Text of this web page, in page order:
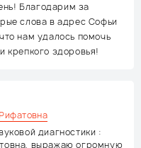
Благодарим за
слова в адрес Софьи
нам удалось помочь
крепкого здоровья!
диагностики :
выражаю огромную